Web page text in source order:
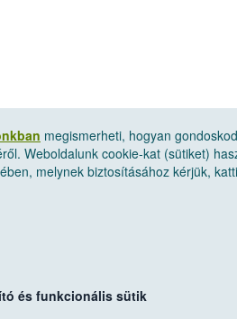
megismerheti, hogyan
Weboldalunk cookie-kat (sütiket)
melynek biztosításához kérjük,
és funkcionális sütik